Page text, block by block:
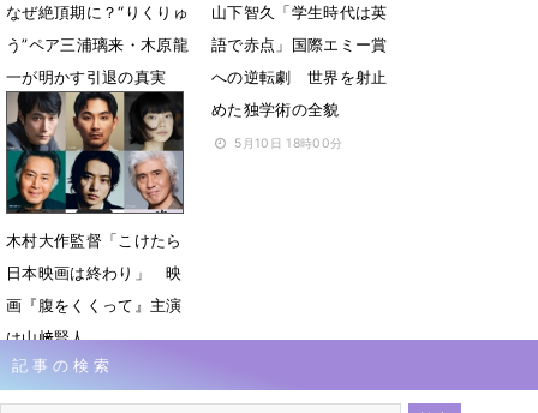
なぜ絶頂期に？“りくりゅ
う”ペア三浦璃来・木原龍
一が明かす引退の真実
5月15日 15時14分
山下智久「学生時代は英
語で赤点」国際エミー賞
への逆転劇 世界を射止
めた独学術の全貌
5月10日 18時00分
木村大作監督「こけたら
日本映画は終わり」 映
画『腹をくくって』主演
は山﨑賢人
5月2日 07時00分
記事の検索